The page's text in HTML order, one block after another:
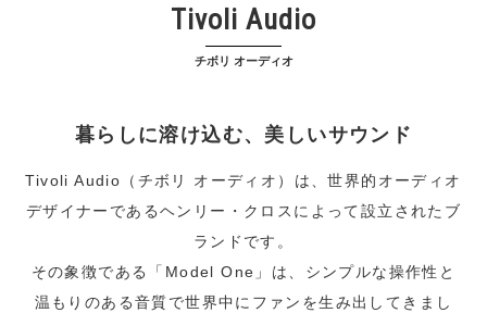
Tivoli Audio
チボリ オーディオ
暮らしに溶け込む、美しいサウンド
Tivoli Audio（チボリ オーディオ）は、世界的オーディオ
デザイナーであるヘンリー・クロスによって設立されたブ
ランドです。
その象徴である「Model One」は、シンプルな操作性と
温もりのある音質で世界中にファンを生み出してきまし